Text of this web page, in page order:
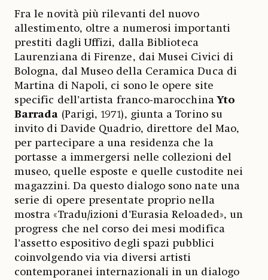
Fra le novità più rilevanti del nuovo
allestimento, oltre a numerosi importanti
prestiti dagli Uffizi, dalla Biblioteca
Laurenziana di Firenze, dai Musei Civici di
Bologna, dal Museo della Ceramica Duca di
Martina di Napoli, ci sono le opere site
specific dell’artista franco-marocchinaYto
Barrada (Parigi, 1971), giunta a Torino su
invito di Davide Quadrio, direttore del Mao,
per partecipare a una residenza che la
portasse a immergersi nelle collezioni del
museo, quelle esposte e quelle custodite nei
magazzini. Da questo dialogo sono nate una
serie di opere presentate proprio nella
mostra «Tradu/izioni d’Eurasia Reloaded», un
progress che nel corso dei mesi modifica
l’assetto espositivo degli spazi pubblici
coinvolgendo via via diversi artisti
contemporanei internazionali in un dialogo